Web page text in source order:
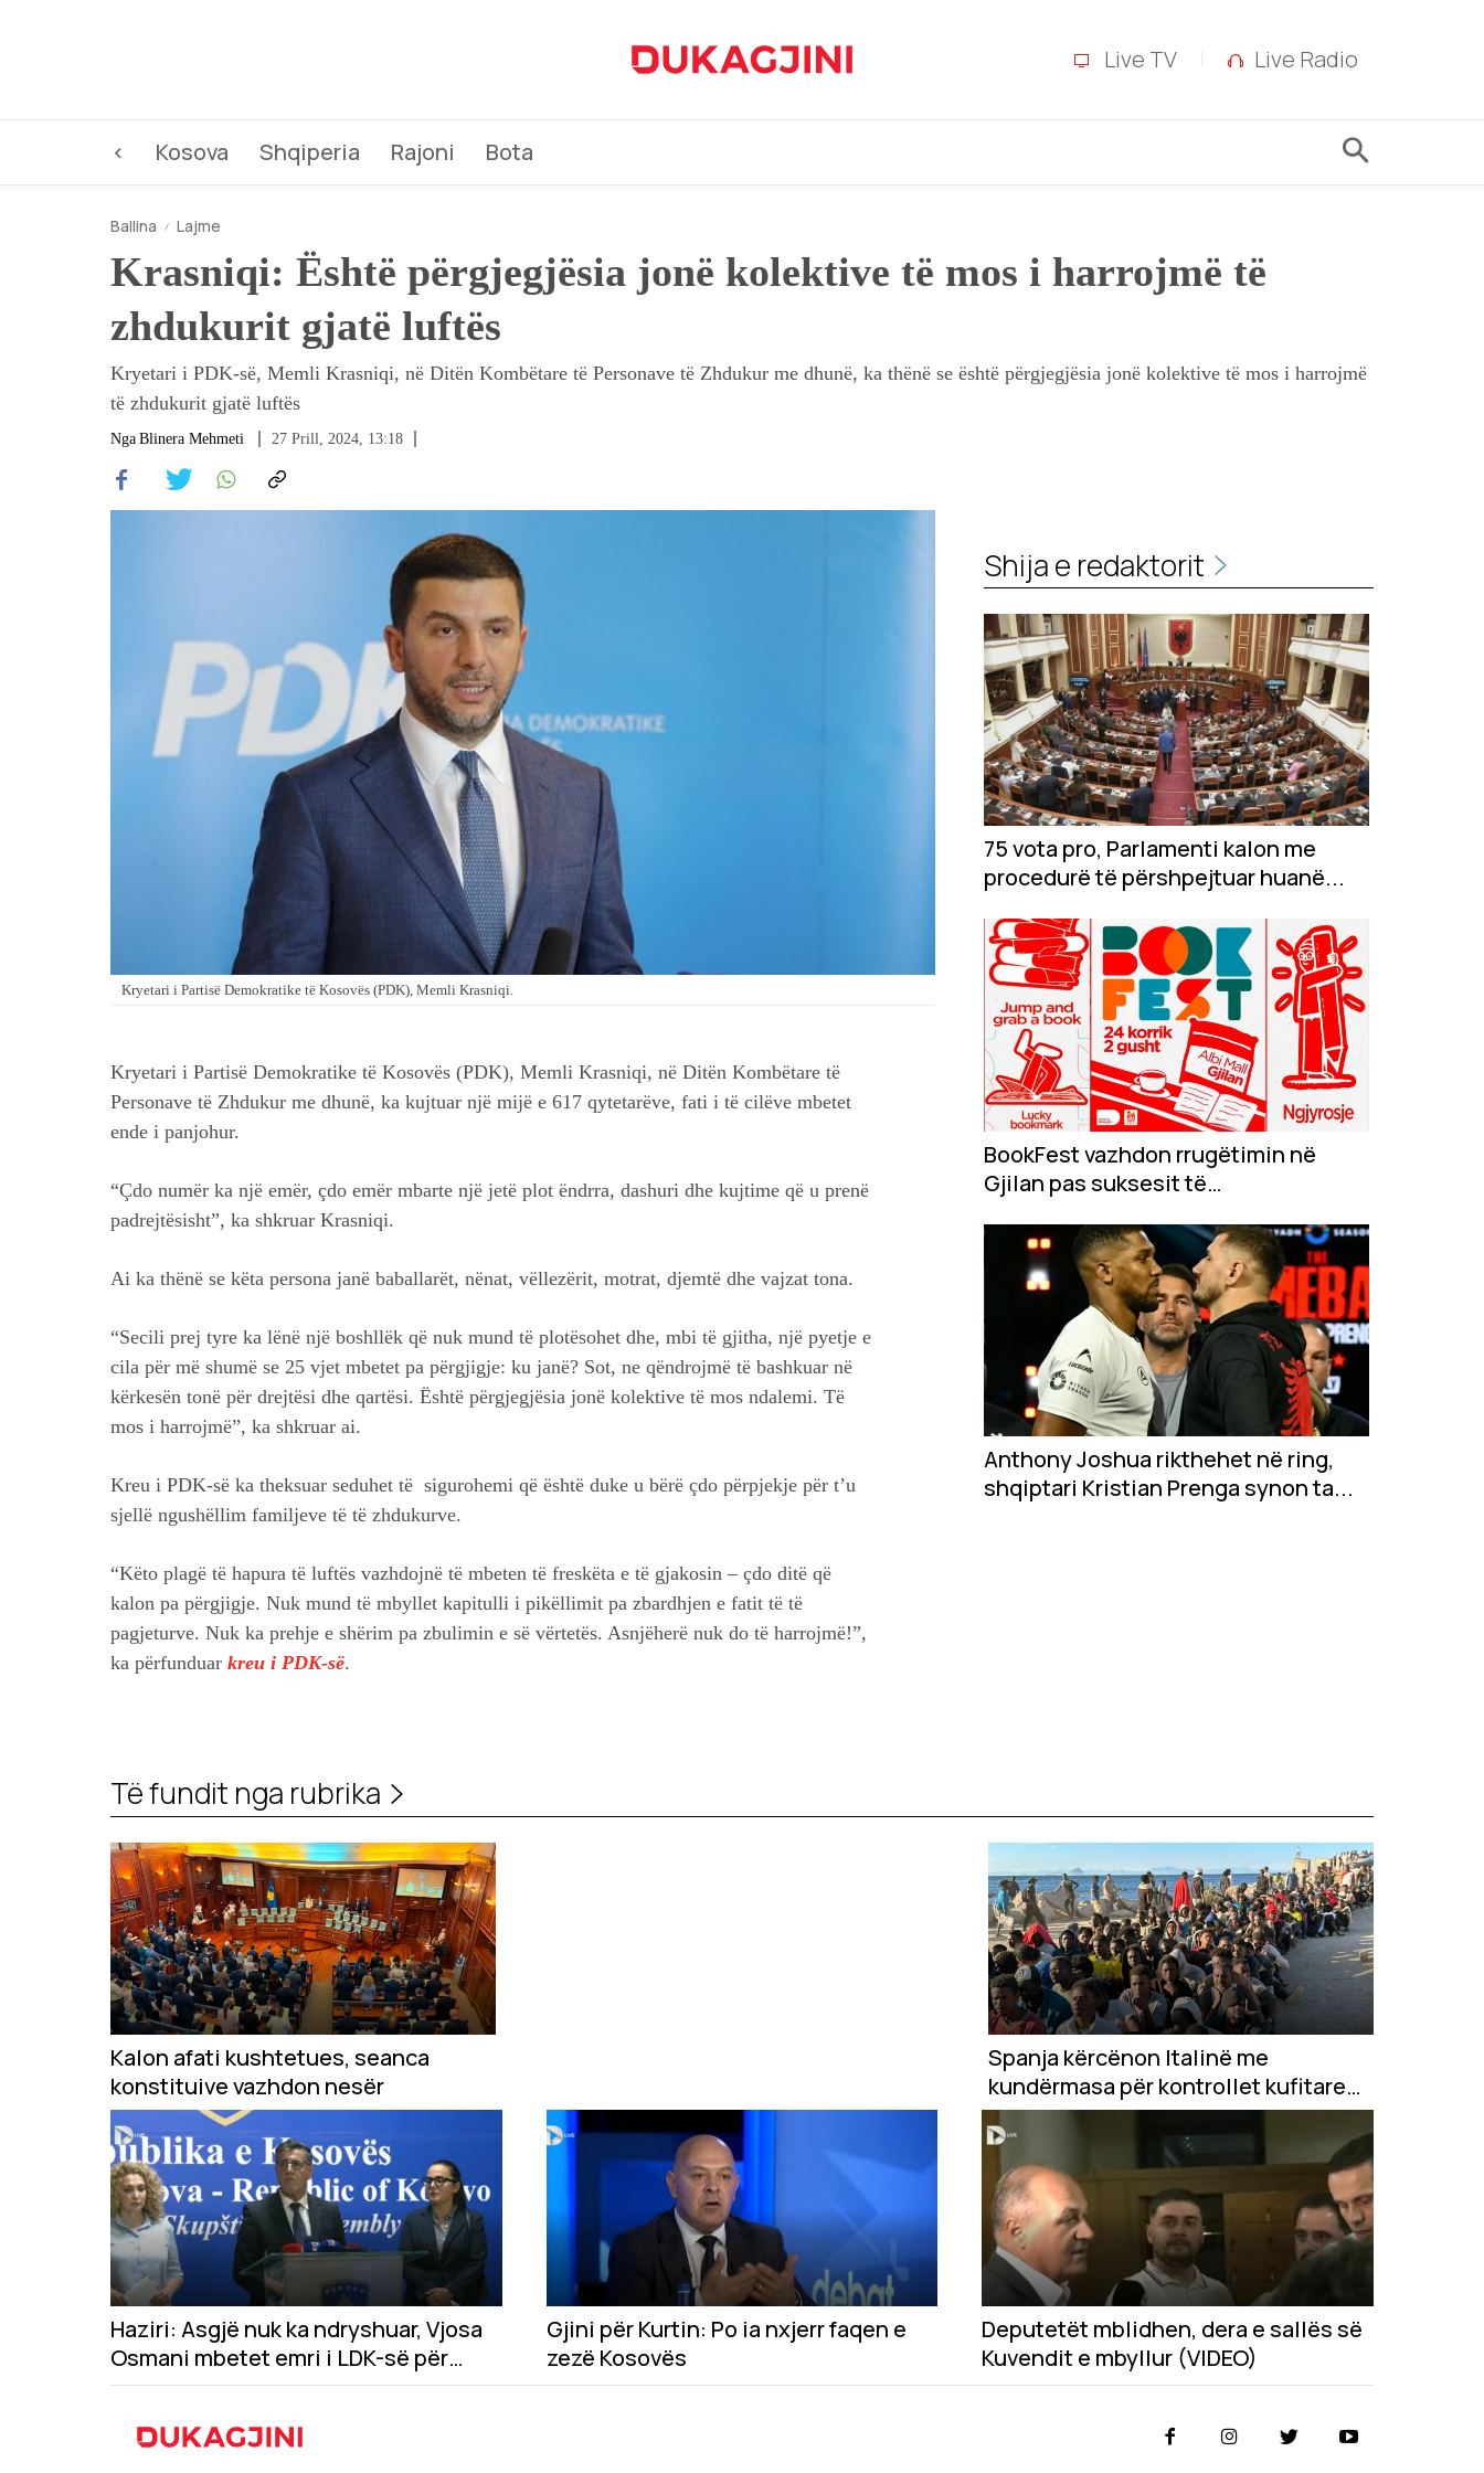
Live TV Live Radio
< Kosova Shqiperia Rajoni Bota
Ballina Lajme
Krasniqi: Është përgjegjësia jonë kolektive të mos i harrojmë të
zhdukurit gjatë luftës
Kryetari i PDK-së, Memli Krasniqi, në Ditën Kombëtare të Personave të Zhdukur me dhunë, ka thënë se është përgjegjësia jonë kolektive të mos i harrojmë
të zhdukurit gjatë luftës
Nga Blinera Mehmeti 27 Prill, 2024, 13:18
Kryetari i Partisë Demokratike të Kosovës (PDK), Memli Krasniqi.
Kryetari i Partisë Demokratike të Kosovës (PDK), Memli Krasniqi, në Ditën Kombëtare të
Personave të Zhdukur me dhunë, ka kujtuar një mijë e 617 qytetarëve, fati i të cilëve mbetet
ende i panjohur.
“Çdo numër ka një emër, çdo emër mbarte një jetë plot ëndrra, dashuri dhe kujtime që u prenë
padrejtësisht”, ka shkruar Krasniqi.
Ai ka thënë se këta persona janë baballarët, nënat, vëllezërit, motrat, djemtë dhe vajzat tona.
“Secili prej tyre ka lënë një boshllëk që nuk mund të plotësohet dhe, mbi të gjitha, një pyetje e
cila për më shumë se 25 vjet mbetet pa përgjigje: ku janë? Sot, ne qëndrojmë të bashkuar në
kërkesën tonë për drejtësi dhe qartësi. Është përgjegjësia jonë kolektive të mos ndalemi. Të
mos i harrojmë”, ka shkruar ai.
Kreu i PDK-së ka theksuar seduhet të sigurohemi që është duke u bërë çdo përpjekje për t’u
sjellë ngushëllim familjeve të të zhdukurve.
“Këto plagë të hapura të luftës vazhdojnë të mbeten të freskëta e të gjakosin – çdo ditë që
kalon pa përgjigje. Nuk mund të mbyllet kapitulli i pikëllimit pa zbardhjen e fatit të të
pagjeturve. Nuk ka prehje e shërim pa zbulimin e së vërtetës. Asnjëherë nuk do të harrojmë!”,
ka përfunduar kreu i PDK-së.
Shija e redaktorit
75 vota pro, Parlamenti kalon me
procedurë të përshpejtuar huanë...
BookFest vazhdon rrugëtimin në
Gjilan pas suksesit të
Anthony Joshua rikthehet në ring,
shqiptari Kristian Prenga synon ta...
Të fundit nga rubrika
Kalon afati kushtetues, seanca
konstituive vazhdon nesër
Spanja kërcënon Italinë me
kundërmasa për kontrollet kufitare
pas krizës në Ceuta
Haziri: Asgjë nuk ka ndryshuar, Vjosa
Osmani mbetet emri i LDK-së për
presidente
Gjini për Kurtin: Po ia nxjerr faqen e
zezë Kosovës
Deputetët mblidhen, dera e sallës së
Kuvendit e mbyllur (VIDEO)